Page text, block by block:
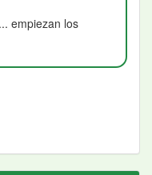
empiezan los